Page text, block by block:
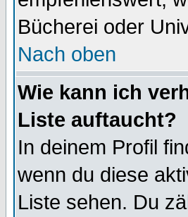
Bücherei oder
Nach oben
Wie kann ich
Liste auftaucht?
In deinem Profil
wenn du diese
Liste sehen. Du